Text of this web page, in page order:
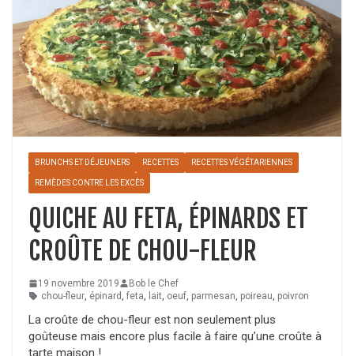
BRUNCHS ET DÉJEUNERS RECETTES RECETTES VÉGÉTARIENNES
REMÈDES CONTRE LES EXCÈS
QUICHE AU FETA, ÉPINARDS ET
CROÛTE DE CHOU-FLEUR
19 novembre 2019
Bob le Chef
chou-fleur épinard feta lait oeuf parmesan poireau poivron
La croûte de chou-fleur est non seulement plus
goûteuse mais encore plus facile à faire qu’une croûte à
tarte maison !